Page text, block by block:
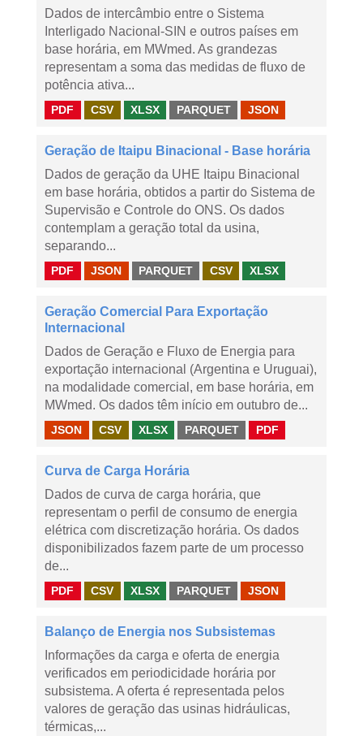
Dados de intercâmbio entre o Sistema
Interligado Nacional-SIN e outros países em
base horária, em MWmed. As grandezas
representam a soma das medidas de fluxo de
potência ativa...
PDF CSV XLSX PARQUET JSON
Geração de Itaipu Binacional - Base horária
Dados de geração da UHE Itaipu Binacional
em base horária, obtidos a partir do Sistema de
Supervisão e Controle do ONS. Os dados
contemplam a geração total da usina,
separando...
PDF JSON PARQUET CSV XLSX
Geração Comercial Para Exportação
Internacional
Dados de Geração e Fluxo de Energia para
exportação internacional (Argentina e Uruguai),
na modalidade comercial, em base horária, em
MWmed. Os dados têm início em outubro de...
JSON CSV XLSX PARQUET PDF
Curva de Carga Horária
Dados de curva de carga horária, que
representam o perfil de consumo de energia
elétrica com discretização horária. Os dados
disponibilizados fazem parte de um processo
de...
PDF CSV XLSX PARQUET JSON
Balanço de Energia nos Subsistemas
Informações da carga e oferta de energia
verificados em periodicidade horária por
subsistema. A oferta é representada pelos
valores de geração das usinas hidráulicas,
térmicas,...